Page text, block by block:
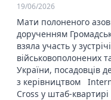
19/06/2026
Мати полоненого
дорученням
взяла участь у
військовополонених
України, посадовців
з керівництвом
Cross у штаб-